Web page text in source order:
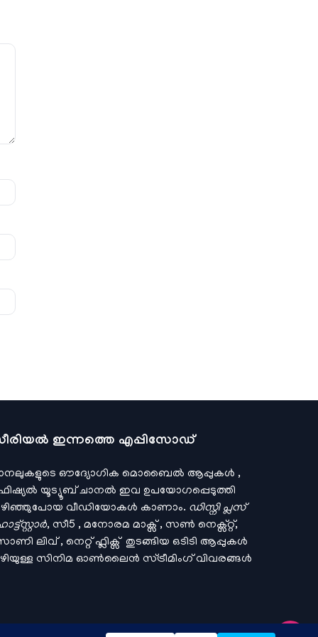
ഇന്നത്തെ എപ്പിസോഡ്
ഔദ്യോഗിക മൊബൈല്‍ ആപ്പുകള്‍ ,
യൂട്യൂബ് ചാനല്‍ ഇവ ഉപയോഗപ്പെടുത്തി
വീഡിയോകള്‍ കാണാം. ഡിസ്നി പ്ലസ്
, സീ5 , മനോരമ മാക്സ് , സണ്‍ നെക്സ്റ്റ്,
ലിവ് , നെറ്റ് ഫ്ലിക്സ് തുടങ്ങിയ ഒടിടി ആപ്പുകള്‍
സിനിമ ഓണ്‍ലൈന്‍ സ്ട്രീമിംഗ് വിവരങ്ങള്‍